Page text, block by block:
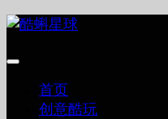
跳
内
首页
创意酷玩